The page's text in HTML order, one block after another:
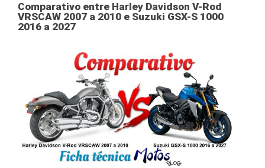
Comparativo entre Harley Davidson V-Rod
VRSCAW 2007 a 2010 e Suzuki GSX-S 1000
2016 a 2027